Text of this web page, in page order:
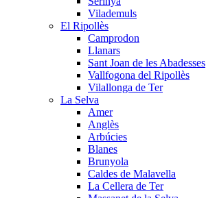
Vilademuls
El Ripollès
Camprodon
Llanars
Sant Joan de les Abadesses
Vallfogona del Ripollès
Vilallonga de Ter
La Selva
Amer
Anglès
Arbúcies
Blanes
Brunyola
Caldes de Malavella
La Cellera de Ter